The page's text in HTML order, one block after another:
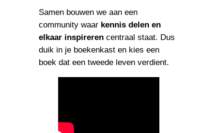
Samen bouwen we aan een
community waar kennis delen en
elkaar inspirerencentraal staat. Dus
duik in je boekenkast en kies een
boek dat een tweede leven verdient.